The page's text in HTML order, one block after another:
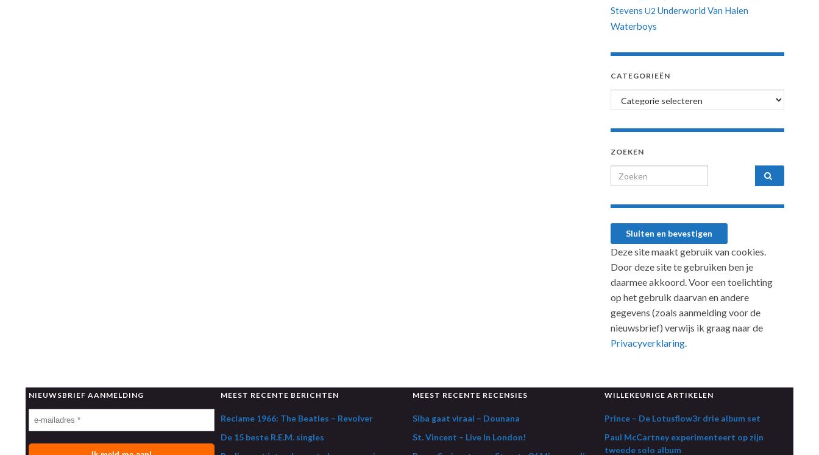
Stevens U2 Underworld Van Halen
Waterboys
CATEGORIEËN
Categorieën
ZOEKEN
Search for:
Deze site maakt gebruik van cookies.
Door deze site te gebruiken ben je
daarmee akkoord. Voor een toelichting
op het gebruik daarvan en andere
gegevens (zoals aanmelding voor de
nieuwsbrief) verwijs ik graag naar de
Privacyverklaring.
NIEUWSBRIEF AANMELDING MEEST RECENTE BERICHTEN
Reclame 1966: The Beatles – Revolver
De 15 beste R.E.M. singles
MEEST RECENTE RECENSIES
Siba gaat viraal – Dounana
St. Vincent – Live In London!
WILLEKEURIGE ARTIKELEN
Prince – De Lotusflow3r drie album set
Paul McCartney experimenteert op zijn
tweede solo album